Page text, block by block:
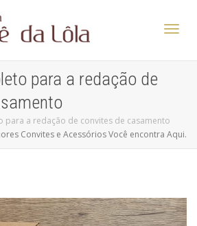
para a redação de
para a redação de convites de casamento
Convites e Acessórios Você encontra Aqui.